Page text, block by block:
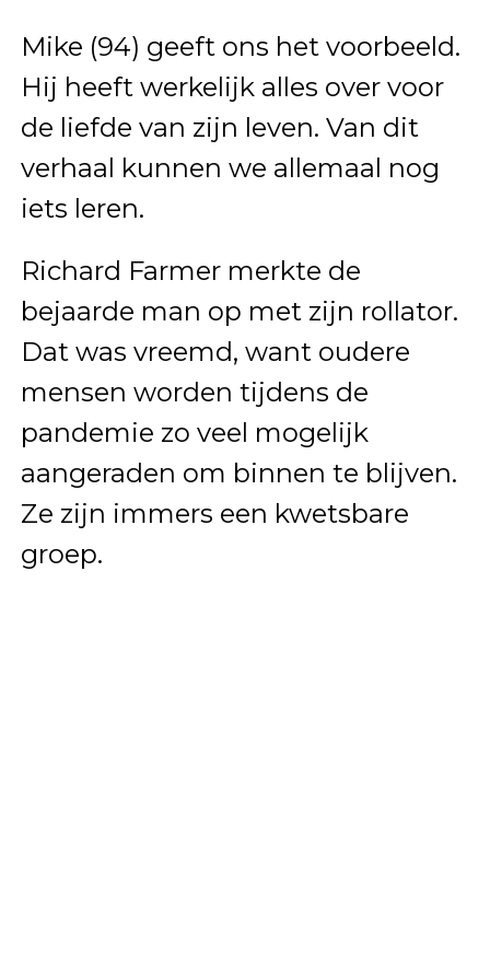
Mike (94) geeft ons het voorbeeld.
Hij heeft werkelijk alles over voor
de liefde van zijn leven. Van dit
verhaal kunnen we allemaal nog
iets leren.
Richard Farmer merkte de
bejaarde man op met zijn rollator.
Dat was vreemd, want oudere
mensen worden tijdens de
pandemie zo veel mogelijk
aangeraden om binnen te blijven.
Ze zijn immers een kwetsbare
groep.